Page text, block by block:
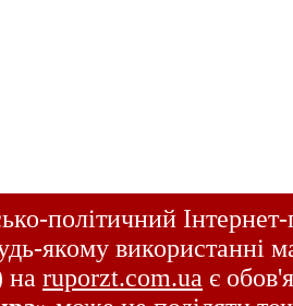
політичний
якому використанні
на ruporzt.com.ua є